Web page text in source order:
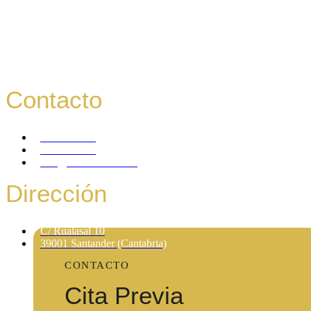
Contacto
Dirección
C/ Rualasal 10
39001 Santander (Cantabria)
CONTACTO
Cita Previa